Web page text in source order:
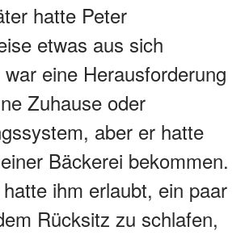
hatte Peter
etwas aus sich
eine Herausforderung
Zuhause oder
aber er hatte
Bäckerei bekommen.
ihm erlaubt, ein paar
Rücksitz zu schlafen,